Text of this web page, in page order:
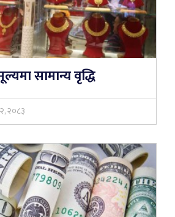
सामान्य वृद्धि
२०८३